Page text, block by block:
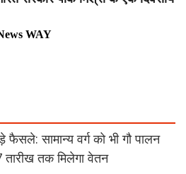
WAY
सामान्य वर्ग को भी गौ पालन
तारीख तक मिलेगा वेतन